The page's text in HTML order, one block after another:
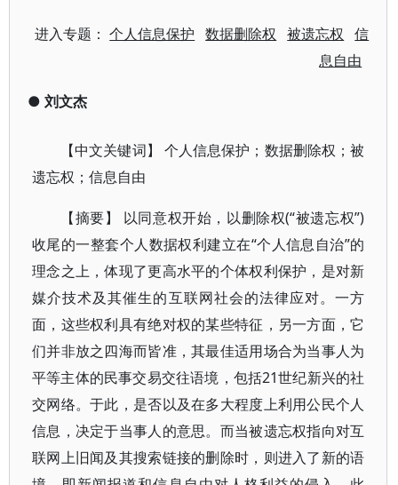
进入专题：个人信息保护 数据删除权 被遗忘权
信
息自由
● 刘文杰
【中文关键词】 个人信息保护；数据删除权；被
遗忘权；信息自由
【摘要】 以同意权开始，以删除权(“被遗忘权”)
收尾的一整套个人数据权利建立在“个人信息自治”的
理念之上，体现了更高水平的个体权利保护，是对新
媒介技术及其催生的互联网社会的法律应对。一方
面，这些权利具有绝对权的某些特征，另一方面，它
们并非放之四海而皆准，其最佳适用场合为当事人为
平等主体的民事交易交往语境，包括21世纪新兴的社
交网络。于此，是否以及在多大程度上利用公民个人
信息，决定于当事人的意思。而当被遗忘权指向对互
联网上旧闻及其搜索链接的删除时，则进入了新的语